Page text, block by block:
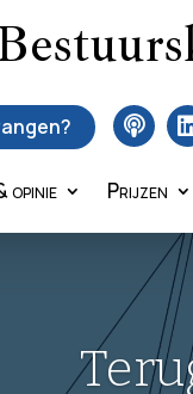
opinie Prijzen